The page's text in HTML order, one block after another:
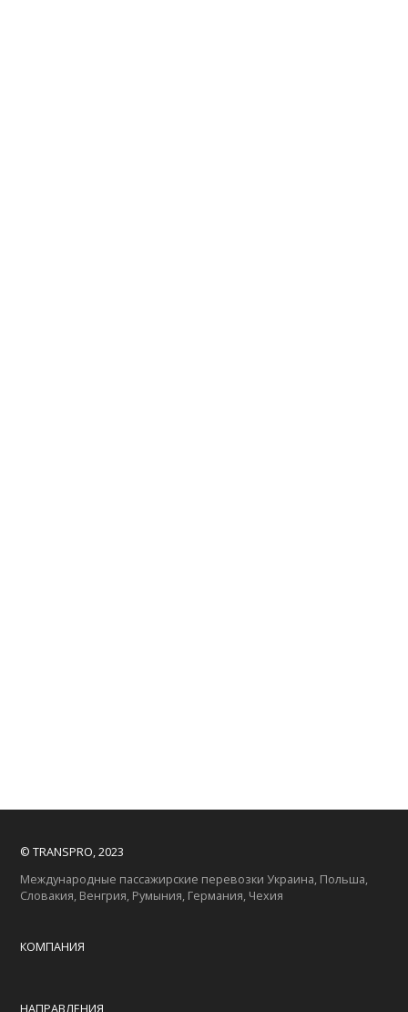
© TRANSPRO, 2023
Международные пассажирские перевозки Украина, Польша,
Словакия, Венгрия, Румыния, Германия, Чехия
КОМПАНИЯ